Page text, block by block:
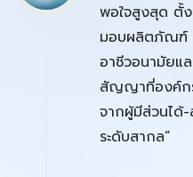
พอใจสูงสุด ตั้
มอบผลิตภัณฑ์
อาชีวอนามัยแ
สัญญาที่องค์กร
จากผู้มีส่วนได้
ระดับสากล”